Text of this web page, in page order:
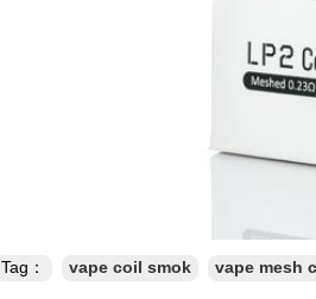
Tag： vape coil smok vape mesh